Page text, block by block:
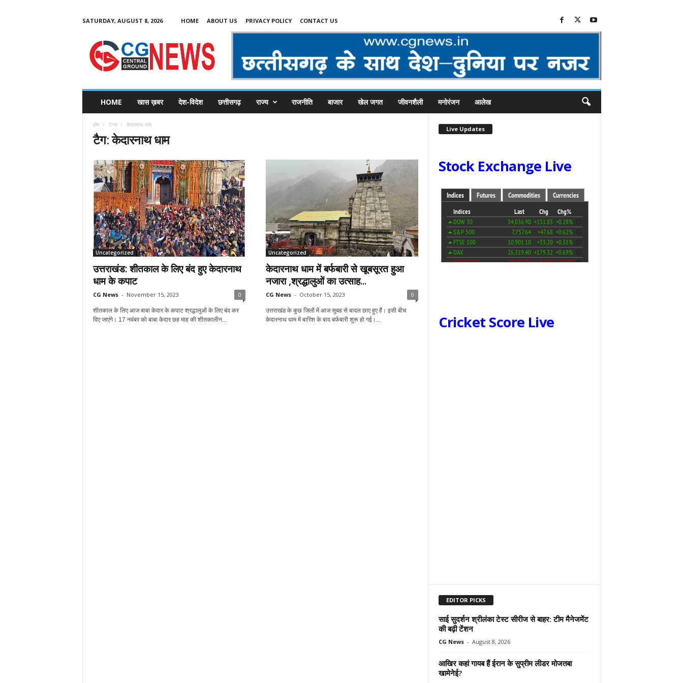
SATURDAY, AUGUST 8, 2026 HOME ABOUT US PRIVACY POLICY CONTACT US
C
HOME खास ख़बर देश-विदेश छत्तीसगढ़ राज्य राजनीति बाजार खेल जगत जीवनशैली मनोरंजन आलेख
होम टैग्स केदारनाथ धाम
टैग: केदारनाथ धाम
Uncategorized
उत्तराखंड: शीतकाल के लिए बंद हुए केदारनाथ
धाम के कपाट
CG News - November 15, 2023 0
शीतकाल के लिए आज बाबा केदार के कपाट श्रद्धालुओं के लिए बंद कर
दिए जाएंगे। 17 नवंबर को बाबा केदार छह माह की शीतकालीन...
Uncategorized
केदारनाथ धाम में बर्फबारी से खूबसूरत हुआ
नजारा ,श्रद्धालुओं का उत्साह...
CG News - October 15, 2023 0
उत्तराखंड के कुछ जिलों में आज सुबह से बादल छाए हुए हैं। इसी बीच
केदारनाथ धाम में बारिश के बाद बर्फबारी शुरू हो गई।...
Live Updates
Stock Exchange Live
Cricket Score Live
EDITOR PICKS
साई सुदर्शन श्रीलंका टेस्ट सीरीज से बाहर: टीम मैनेजमेंट
की बढ़ी टेंशन
CG News - August 8, 2026
आखिर कहां गायब हैं ईरान के सुप्रीम लीडर मोजतबा
खामेनेई?